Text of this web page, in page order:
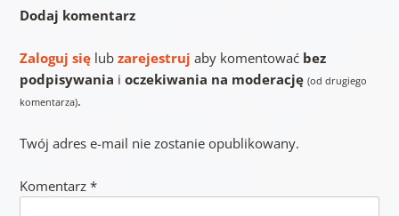
Dodaj komentarz
Zaloguj sięlub zarejestruj aby komentować bez
podpisywania i oczekiwania na moderację (od drugiego
komentarza).
Twój adres e-mail nie zostanie opublikowany.
Komentarz *